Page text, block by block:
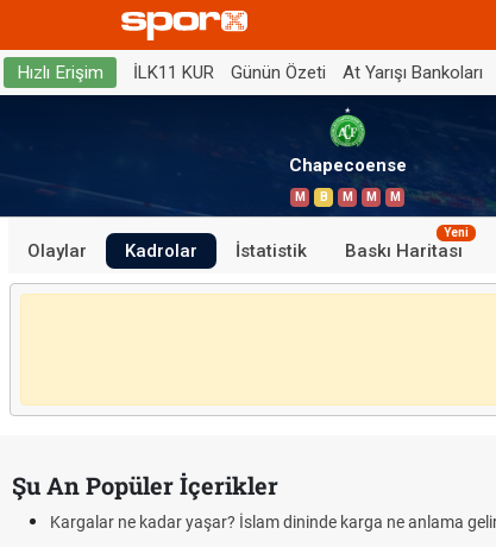
Hızlı Erişim İLK11 KUR Günün Özeti At Yarışı Bankoları
Chapecoense
M B M M M
Olaylar Kadrolar İstatistik Baskı Haritası
Yeni
Şu An Popüler İçerikler
Kargalar ne kadar yaşar? İslam dininde karga ne anlama